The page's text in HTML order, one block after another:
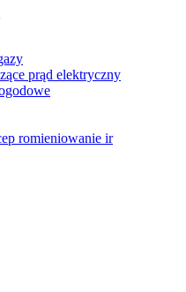
prąd elektryczny
romieniowanie ir